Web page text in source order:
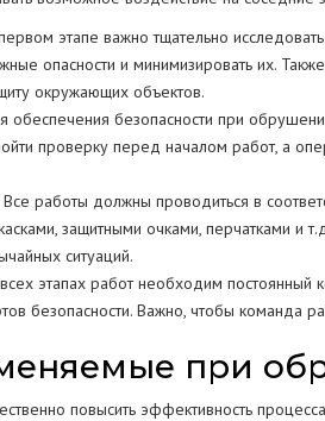
этапе важно тщательно
опасности и минимизировать их.
окружающих объектов.
обеспечения безопасности при
проверку перед началом работ, а
Все работы должны проводиться в
защитными очками, перчатками
ситуаций.
этапах работ необходим постоянный
безопасности. Важно, чтобы команда
при
повысить эффективность